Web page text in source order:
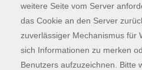
weitere Seite vom Server
das Cookie an den Server
zuverlässiger Mechanismus für
sich Informationen zu merken
Benutzers aufzuzeichnen. Bitte